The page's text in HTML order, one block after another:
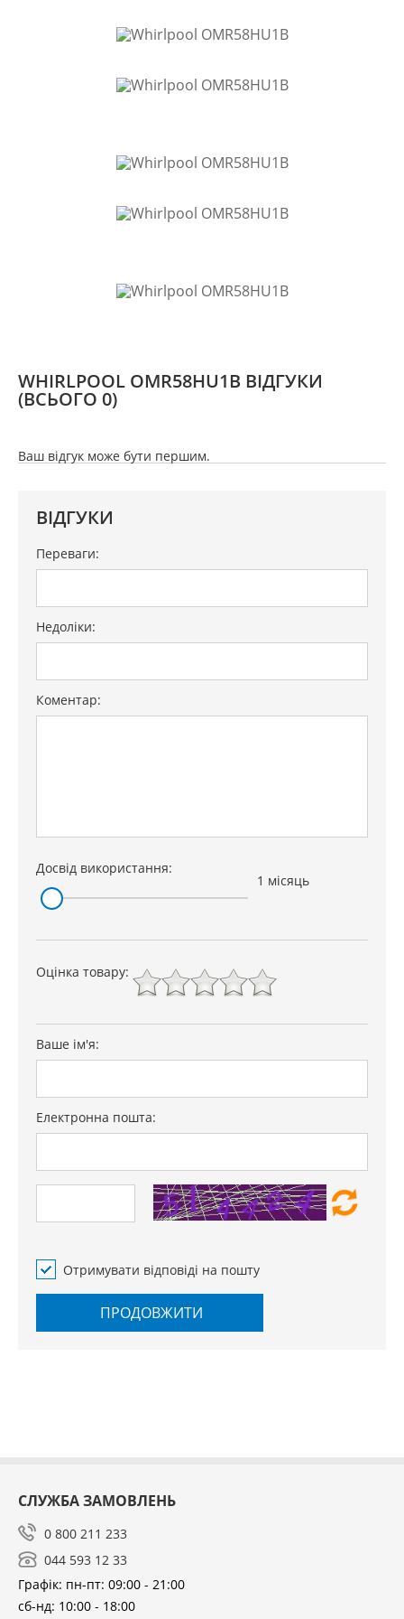
зручності використання. Еклетронний контроль.
WHIRLPOOL OMR58HU1B ВІДГУКИ
(ВСЬОГО 0)
Ваш відгук може бути першим.
ВІДГУКИ
Переваги:
Недоліки:
Коментар:
Досвід використання:
1 місяць
Оцінка товару:
Ваше ім'я:
Електронна пошта:
Отримувати відповіді на пошту
ПРОДОВЖИТИ
СЛУЖБА ЗАМОВЛЕНЬ
0 800 211 233
044 593 12 33
Графік: пн-пт: 09:00 - 21:00
сб-нд: 10:00 - 18:00